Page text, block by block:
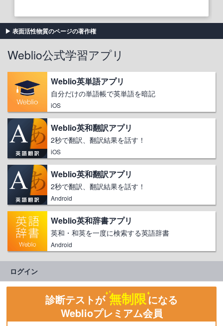
表面活性物質のページの著作権
Weblio公式学習アプリ
Weblio英単語アプリ
自分だけの単語帳で英単語を暗記
iOS
Weblio英和翻訳アプリ
2秒で翻訳、翻訳結果を話す！
iOS
Weblio英和翻訳アプリ
2秒で翻訳、翻訳結果を話す！
Android
Weblio英和辞書アプリ
英和・和英を一度に検索する英語辞書
Android
ログイン
診断テストが 無制限になる
Weblioプレミアム会員